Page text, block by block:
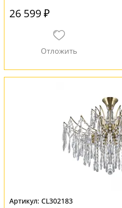
26 599 ₽
CL302183